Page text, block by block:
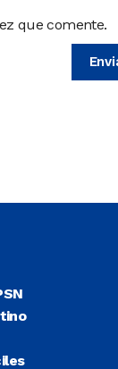
que comente.